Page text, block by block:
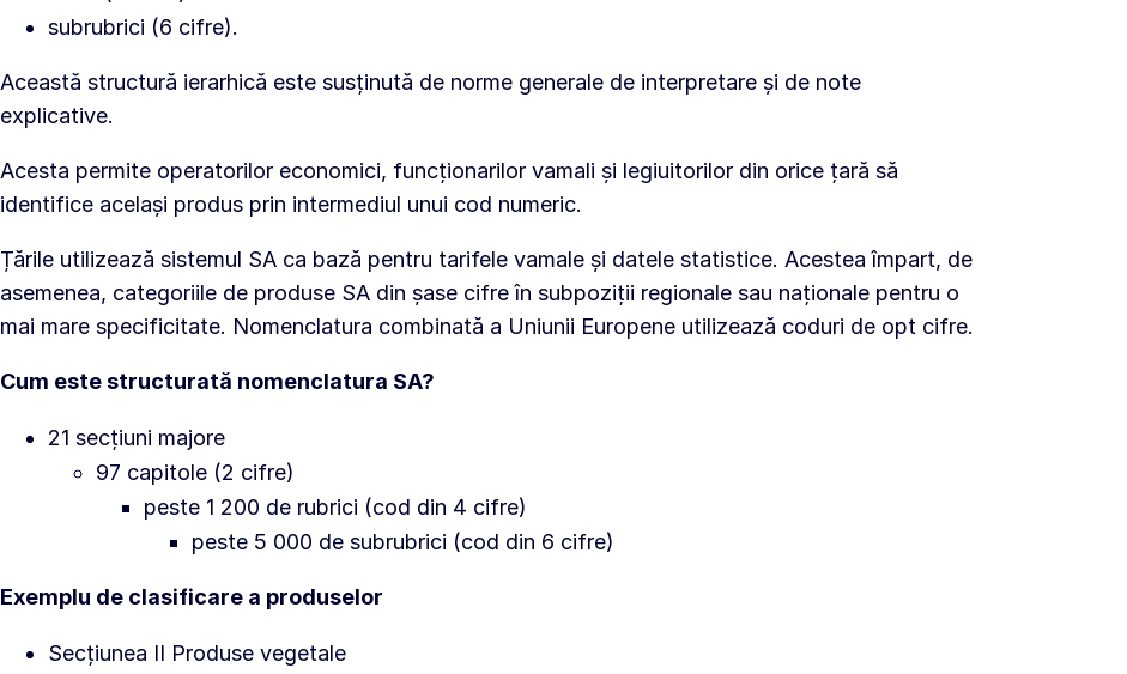
subrubrici (6 cifre).
Această structură ierarhică este susținută de norme generale de interpretare și de note
explicative.
Acesta permite operatorilor economici, funcționarilor vamali și legiuitorilor din orice țară să
identifice același produs prin intermediul unui cod numeric.
Țările utilizează sistemul SA ca bază pentru tarifele vamale și datele statistice. Acestea împart, de
asemenea, categoriile de produse SA din șase cifre în subpoziții regionale sau naționale pentru o
mai mare specificitate. Nomenclatura combinată a Uniunii Europene utilizează coduri de opt cifre.
Cum este structurată nomenclatura SA?
21 secțiuni majore
97 capitole (2 cifre)
peste 1 200 de rubrici (cod din 4 cifre)
peste 5 000 de subrubrici (cod din 6 cifre)
Exemplu de clasificare a produselor
Secțiunea II Produse vegetale